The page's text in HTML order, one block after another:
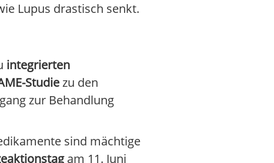
Lupus drastisch senkt.
integrierten
Studiezu den
zur Behandlung
sind mächtige
am 11. Juni